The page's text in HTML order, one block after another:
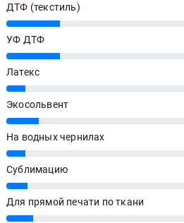
ДТФ (текстиль)
20%
УФ ДТФ
20%
Латекс
7%
Экосольвент
12%
На водных чернилах
7%
Сублимацию
8%
Для прямой печати по ткани
10%